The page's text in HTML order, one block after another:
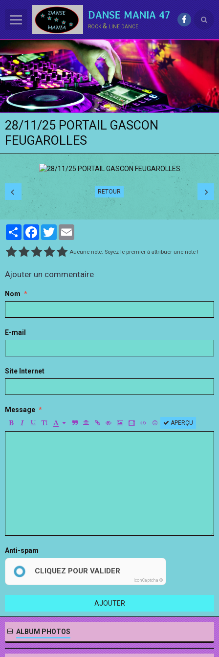
DANSE MANIA 47
rock & line dance
ACCUEIL
LE CLUB
La LINE DANCE
Le ROCK
Groupe Démo - Animations
BONUS
Contact
Annuaire
28/11/25 PORTAIL GASCON
FEUGAROLLES
RETOUR
PartagerFacebookTwitter
Aucune note. Soyez le premier à attribuer une note !
Ajouter un commentaire
Nom
E-mail
Site Internet
Message
APERÇU
Anti-spam
CLIQUEZ POUR VALIDER
IconCaptcha ©
AJOUTER
ALBUM PHOTOS